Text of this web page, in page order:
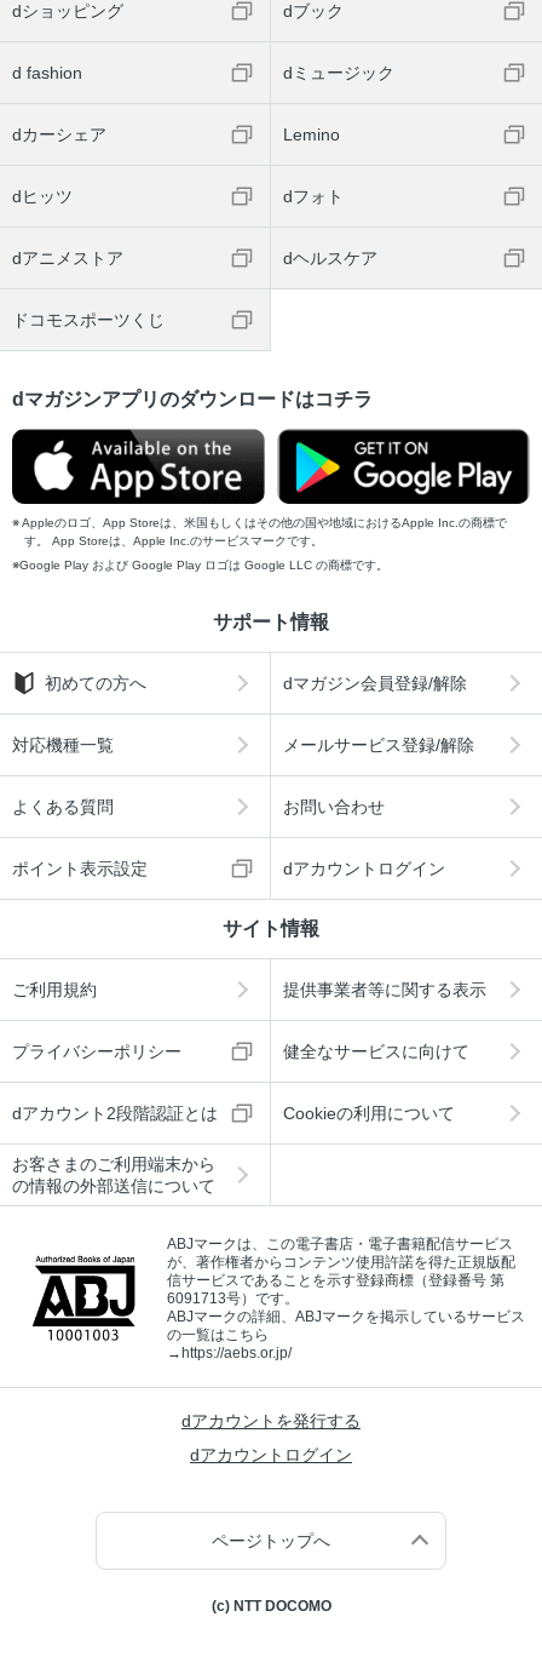
dショッピング dブック
d fashion dミュージック
dカーシェア Lemino
dヒッツ dフォト
dアニメストア dヘルスケア
ドコモスポーツくじ
dマガジンアプリのダウンロードはコチラ
Appleのロゴ、App Storeは、米国もしくはその他の国や地域におけるApple Inc.の商標で
す。 App Storeは、Apple Inc.のサービスマークです。
Google Play および Google Play ロゴは Google LLC の商標です。
サポート情報
初めての方へ dマガジン会員登録/解除
対応機種一覧 メールサービス登録/解除
よくある質問 お問い合わせ
ポイント表示設定 dアカウントログイン
サイト情報
ご利用規約 提供事業者等に関する表示
プライバシーポリシー 健全なサービスに向けて
dアカウント2段階認証とは Cookieの利用について
お客さまのご利用端末から
の情報の外部送信について
ABJマークは、この電子書店・電子書籍配信サービス
が、著作権者からコンテンツ使用許諾を得た正規版配
信サービスであることを示す登録商標（登録番号 第
6091713号）です。
ABJマークの詳細、ABJマークを掲示しているサービス
の一覧はこちら
→https://aebs.or.jp/
dアカウントを発行する
dアカウントログイン
ページトップへ
(c) NTT DOCOMO